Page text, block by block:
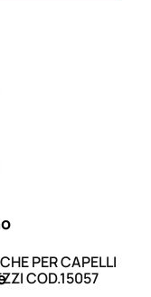
PER CAPELLI
COD.15057